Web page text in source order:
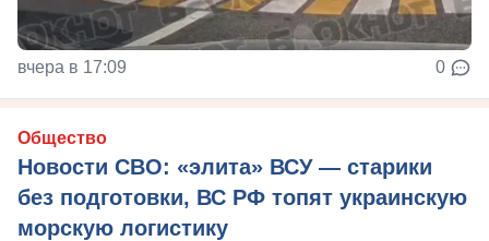
вчера в 17:09 0
Общество
Новости СВО: «элита» ВСУ — старики
без подготовки, ВС РФ топят украинскую
морскую логистику